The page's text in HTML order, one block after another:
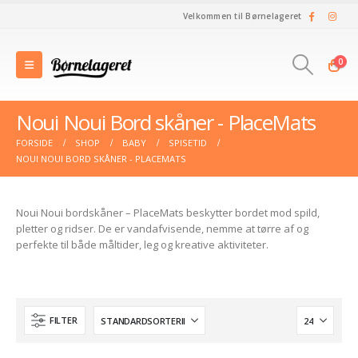
Velkommen til Børnelageret
0
Noui Noui Bord skåner - PlaceMats
FORSIDE SHOP BABY
SPISETID
NOUI NOUI BORD SKÅNER - PLACEMATS
Noui Noui bordskåner – PlaceMats beskytter bordet mod spild,
pletter og ridser. De er vandafvisende, nemme at tørre af og
perfekte til både måltider, leg og kreative aktiviteter.
FILTER